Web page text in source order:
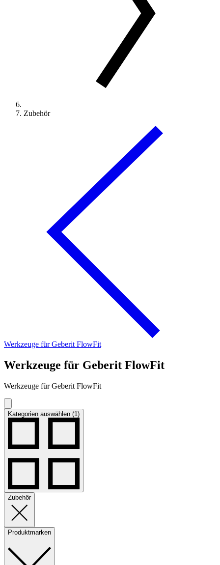
Zubehör
Werkzeuge für Geberit FlowFit
Werkzeuge für Geberit FlowFit
Werkzeuge für Geberit FlowFit
Kategorien auswählen (1)
Zubehör
Produktmarken